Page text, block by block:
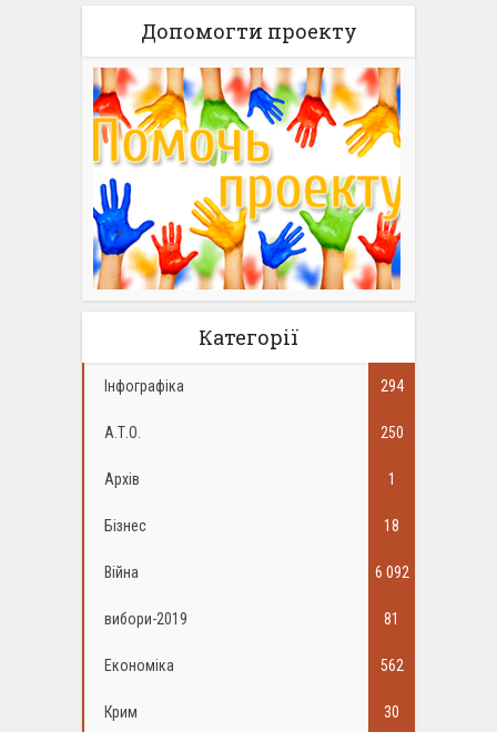
Допомогти проекту
Категорії
Інфографіка 294
А.Т.О. 250
Архів 1
Бізнес 18
Війна 6 092
вибори-2019 81
Економіка 562
Крим 30